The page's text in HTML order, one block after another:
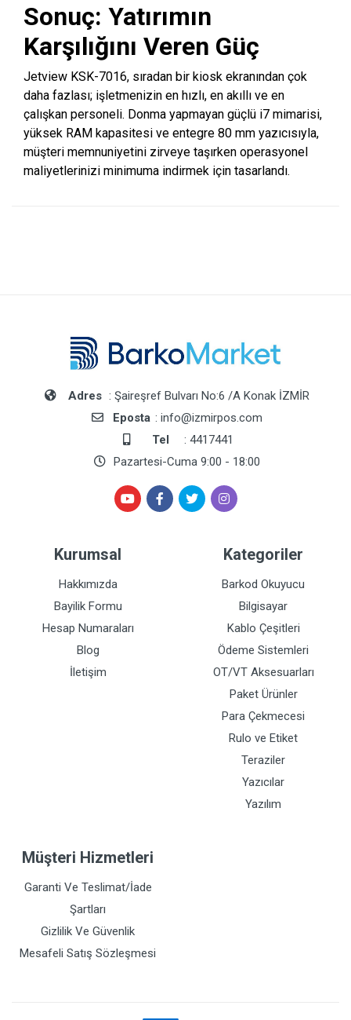
Sonuç: Yatırımın
Karşılığını Veren Güç
Jetview KSK-7016, sıradan bir kiosk ekranından çok
daha fazlası; işletmenizin en hızlı, en akıllı ve en
çalışkan personeli. Donma yapmayan güçlü i7 mimarisi,
yüksek RAM kapasitesi ve entegre 80 mm yazıcısıyla,
müşteri memnuniyetini zirveye taşırken operasyonel
maliyetlerinizi minimuma indirmek için tasarlandı.
Adres : Şaireşref Bulvarı No:6 /A Konak İZMİR
Eposta : info@izmirpos.com
Tel
: 4417441
Pazartesi-Cuma 9:00 - 18:00
Kurumsal
Hakkımızda
Bayilik Formu
Hesap Numaraları
Blog
İletişim
Kategoriler
Barkod Okuyucu
Bilgisayar
Kablo Çeşitleri
Ödeme Sistemleri
OT/VT Aksesuarları
Paket Ürünler
Para Çekmecesi
Rulo ve Etiket
Teraziler
Yazıcılar
Yazılım
Müşteri Hizmetleri
Garanti Ve Teslimat/İade
Şartları
Gizlilik Ve Güvenlik
Mesafeli Satış Sözleşmesi